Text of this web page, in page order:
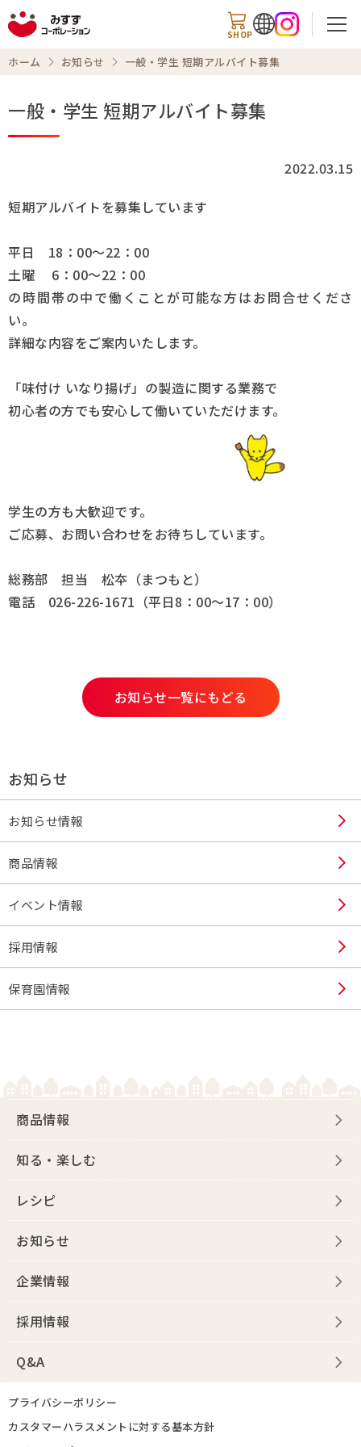
SHOP
商品情報
レシピ
お知らせ
採用情報
ホーム お知らせ 一般・学生 短期アルバイト募集
一般・学生 短期アルバイト募集
2022.03.15
短期アルバイトを募集しています
平日 18：00～22：00
土曜 6：00～22：00
の時間帯の中で働くことが可能な方はお問合せくださ
い。
詳細な内容をご案内いたします。
「味付け いなり揚げ」の製造に関する業務で
初心者の方でも安心して働いていただけます。
学生の方も大歓迎です。
ご応募、お問い合わせをお待ちしています。
総務部 担当 松夲（まつもと）
電話 026-226-1671（平日8：00～17：00）
お知らせ一覧にもどる
お知らせ
お知らせ情報
商品情報
イベント情報
採用情報
保育園情報
商品情報
知る・楽しむ
レシピ
お知らせ
企業情報
採用情報
Q&A
プライバシーポリシー
カスタマーハラスメントに対する基本方針